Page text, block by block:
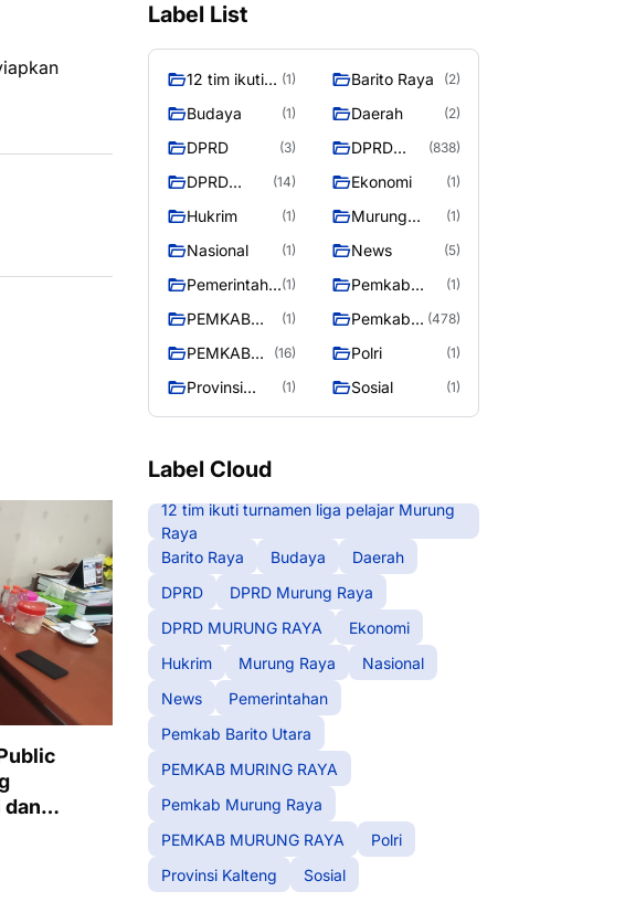
dan
Label List
12 tim ikuti
liga pelajar
Murung
Raya
(1) Barito Raya (2)
Budaya (1) Daerah (2)
DPRD (3)
DPRD
Raya
(838)
DPRD
RAYA
(14) Ekonomi (1)
Hukrim (1)
Murung
(1)
Nasional (1) News (5)
Pemerintaha (1)
Pemkab
Barito Utara
(1)
PEMKAB
RAYA
(1)
Pemkab
Raya
(478)
PEMKAB
RAYA
(16) Polri (1)
Provinsi
(1) Sosial (1)
Label Cloud
12 tim ikuti turnamen liga pelajar Murung
Raya
Barito Raya
Budaya
Daerah
DPRD
DPRD Murung Raya
DPRD MURUNG RAYA
Ekonomi
Hukrim
Murung Raya
Nasional
News
Pemerintahan
Pemkab Barito Utara
PEMKAB MURING RAYA
Pemkab Murung Raya
PEMKAB MURUNG RAYA
Polri
Provinsi Kalteng
Sosial